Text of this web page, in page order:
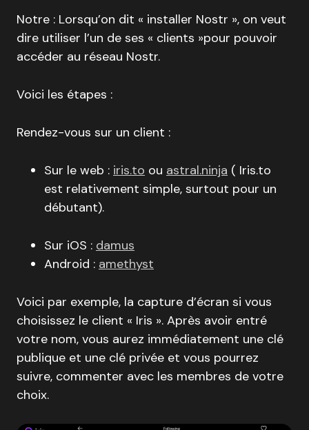
Notre : Lorsqu’on dit « installer Nostr », on veut
dire utiliser l’un de ses « clients »pour pouvoir
accéder au réseau Nostr.
Voici les étapes :
Rendez-vous sur un client :
Sur le web : iris.to ou astral.ninja ( Iris.to
est relativement simple, surtout pour un
débutant).
Sur iOS : damus
Android : amethyst
Voici par exemple, la capture d’écran si vous
choisissez le client « Iris ». Après avoir entré
votre nom, vous aurez immédiatement une clé
publique et une clé privée et vous pourrez
suivre, commenter avec les membres de votre
choix.